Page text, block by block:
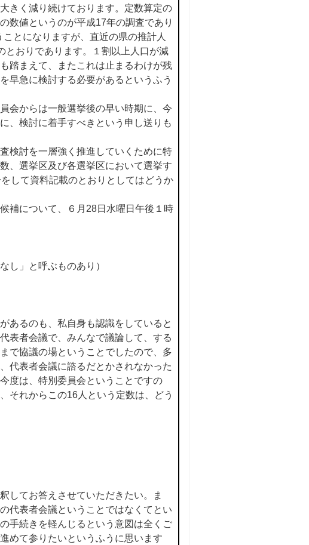
きく減り続けております。定数算定の
数値というのが平成17年の調査であり
とになりますが、直近の県の推計人
とおりであります。１割以上人口が減
踏まえて、またこれは止まるわけが残
早急に検討する必要があるというふう
会からは一般選挙後の早い時期に、今
、検討に着手すべきという申し送りも
検討を一層強く推進していくために特
、選挙区及び各選挙区において選挙す
して資料記載のとおりとしてはどうか
補について、６月28日水曜日午後１時
し」と呼ぶものあり）
あるのも、私自身も認識をしていると
表者会議で、みんなで議論して、する
で協議の場ということでしたので、多
代表者会議に諮るだとかされなかった
度は、特別委員会ということですの
それからこの16人という定数は、どう
してお答えさせていただきたい。ま
代表者会議ということではなくてとい
手続きを軽んじるという意図は全くご
めて参りたいというふうに思います